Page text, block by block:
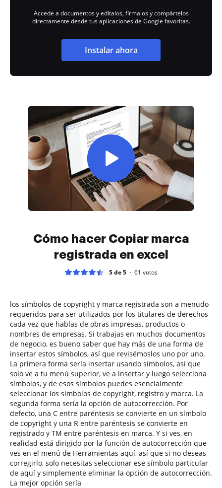
Accede a documentos y edítalos, fírmalos y compártelos
directamente desde tus aplicaciones de Google favoritas.
Instalar ahora
Cómo hacer Copiar marca
registrada en excel
5 de 5 61 votos
los símbolos de copyright y marca registrada son a menudo
requeridos para ser utilizados por los titulares de derechos
cada vez que hablas de obras impresas, productos o
nombres de empresas. Si trabajas en muchos documentos
de negocio, es bueno saber que hay más de una forma de
insertar estos símbolos, así que revisémoslos uno por uno.
La primera forma sería insertar usando símbolos, así que
solo ve a tu menú superior, ve a insertar y luego selecciona
símbolos, y de esos símbolos puedes esencialmente
seleccionar los símbolos de copyright, registro y marca. La
segunda forma sería la opción de autocorrección. Por
defecto, una C entre paréntesis se convierte en un símbolo
de copyright y una R entre paréntesis se convierte en
registrado y TM entre paréntesis en marca. Y si ves, en
realidad está dirigido por la función de autocorrección que
ves en el menú de Herramientas aquí, así que si no deseas
corregirlo, solo necesitas seleccionar ese símbolo particular
de aquí y simplemente eliminar la opción de autocorrección.
La mejor opción sería